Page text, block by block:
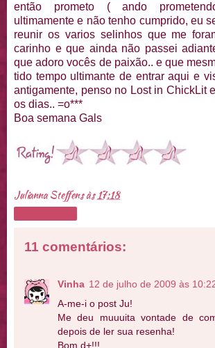
então prometo ( ando
ultimamente e não tenho cumprido, eu
reunir os varios selinhos que me
carinho e que ainda não passei
que adoro vocês de paixão.. e que
tido tempo ultimante de entrar aqui e
antigamente, penso no Lost in ChickLit
os dias.. =o***
Boa semana Gals
Julianna Steffensàs 17:18
11 comentários:
Vinha 12 de julho de 2009 às
A-me-i o post Ju!
Me deu muuuita vontade de
depois de ler sua resenha!
Bom d+!!!